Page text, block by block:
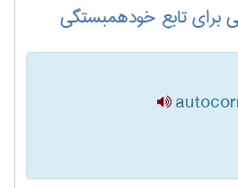
برای تابع خودهمبستگی